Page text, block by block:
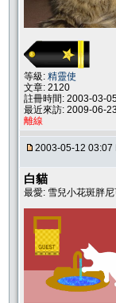
等級: 精靈使
文章: 2120
註冊時間: 2003-03-
最近來訪: 2009-06-23
離線
2003-05-12 03:07
白貓
最愛: 雪兒小花斑胖